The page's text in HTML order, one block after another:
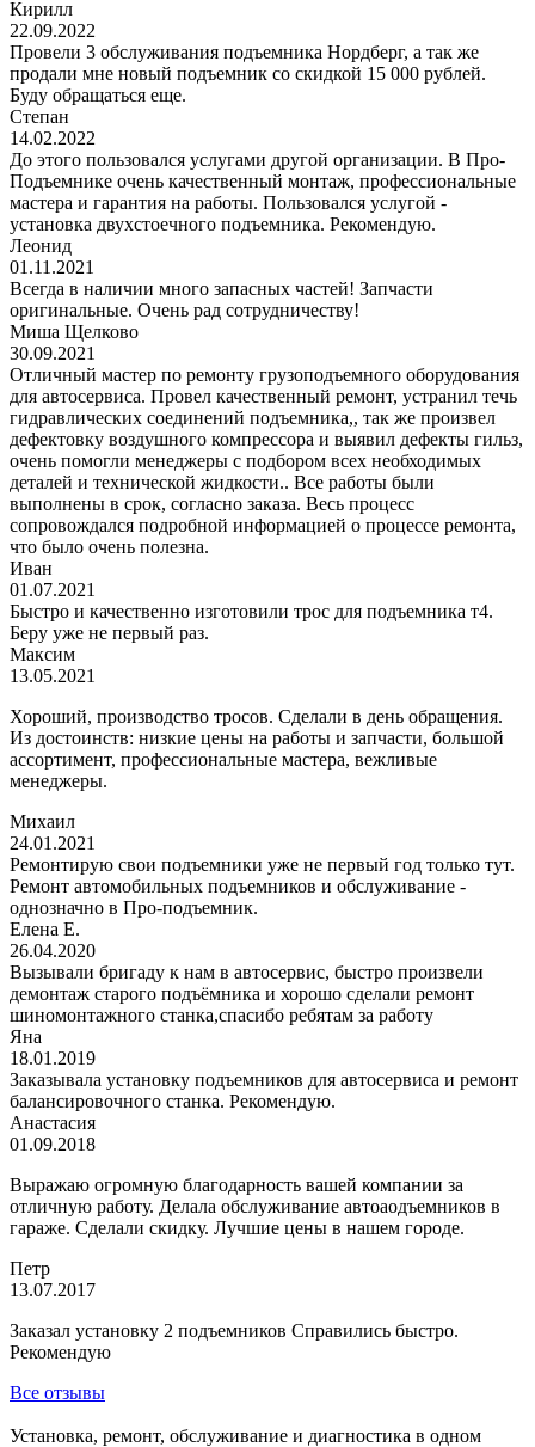
Кирилл
22.09.2022
Провели 3 обслуживания подъемника Нордберг, а так же
продали мне новый подъемник со скидкой 15 000 рублей.
Буду обращаться еще.
Степан
14.02.2022
До этого пользовался услугами другой организации. В Про-
Подъемнике очень качественный монтаж, профессиональные
мастера и гарантия на работы. Пользовался услугой -
установка двухстоечного подъемника. Рекомендую.
Леонид
01.11.2021
Всегда в наличии много запасных частей! Запчасти
оригинальные. Очень рад сотрудничеству!
Миша Щелково
30.09.2021
Отличный мастер по ремонту грузоподъемного оборудования
для автосервиса. Провел качественный ремонт, устранил течь
гидравлических соединений подъемника,, так же произвел
дефектовку воздушного компрессора и выявил дефекты гильз,
очень помогли менеджеры с подбором всех необходимых
деталей и технической жидкости.. Все работы были
выполнены в срок, согласно заказа. Весь процесс
сопровождался подробной информацией о процессе ремонта,
что было очень полезна.
Иван
01.07.2021
Быстро и качественно изготовили трос для подъемника т4.
Беру уже не первый раз.
Максим
13.05.2021
Хороший, производство тросов. Сделали в день обращения.
Из достоинств: низкие цены на работы и запчасти, большой
ассортимент, профессиональные мастера, вежливые
менеджеры.
Михаил
24.01.2021
Ремонтирую свои подъемники уже не первый год только тут.
Ремонт автомобильных подъемников и обслуживание -
однозначно в Про-подъемник.
Елена Е.
26.04.2020
Вызывали бригаду к нам в автосервис, быстро произвели
демонтаж старого подъёмника и хорошо сделали ремонт
шиномонтажного станка,спасибо ребятам за работу
Яна
18.01.2019
Заказывала установку подъемников для автосервиса и ремонт
балансировочного станка. Рекомендую.
Анастасия
01.09.2018
Выражаю огромную благодарность вашей компании за
отличную работу. Делала обслуживание автоаодъемников в
гараже. Сделали скидку. Лучшие цены в нашем городе.
Петр
13.07.2017
Заказал установку 2 подъемников Справились быстро.
Рекомендую
Все отзывы
Установка, ремонт, обслуживание и диагностика в одном